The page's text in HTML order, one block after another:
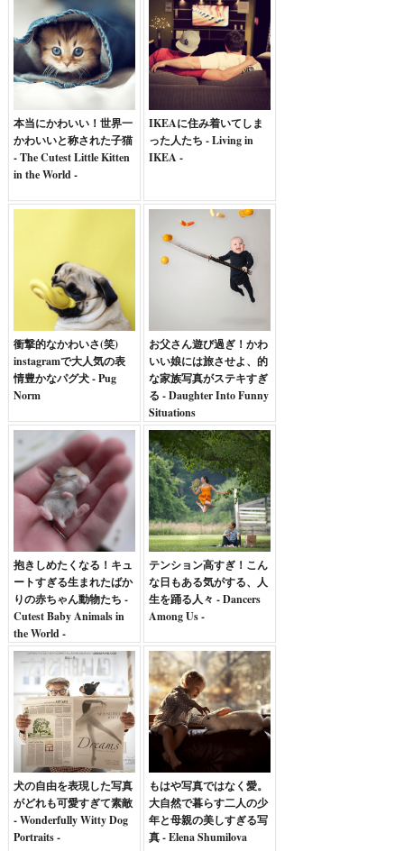
本当にかわいい！世界一
かわいいと称された子猫
- The Cutest Little Kitten
in the World -
IKEAに住み着いてしま
った人たち - Living in
IKEA -
衝撃的なかわいさ(笑)
instagramで大人気の表
情豊かなパグ犬 - Pug
Norm
お父さん遊び過ぎ！かわ
いい娘には旅させよ、的
な家族写真がステキすぎ
る - Daughter Into Funny
Situations
抱きしめたくなる！キュ
ートすぎる生まれたばか
りの赤ちゃん動物たち -
Cutest Baby Animals in
the World -
テンション高すぎ！こん
な日もある気がする、人
生を踊る人々 - Dancers
Among Us -
犬の自由を表現した写真
がどれも可愛すぎて素敵
- Wonderfully Witty Dog
Portraits -
もはや写真ではなく愛。
大自然で暮らす二人の少
年と母親の美しすぎる写
真 - Elena Shumilova